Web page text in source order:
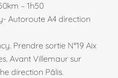
– 1h50
Autoroute A4 direction
Prendre sortie N°19 Aix
Avant Villemaur sur
direction Pâlis.